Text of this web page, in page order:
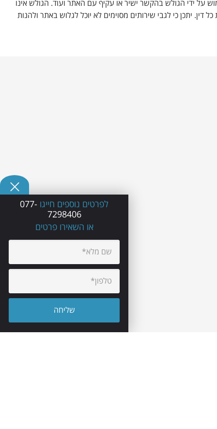
לפרטים נוספים חייגו 077-
7298406
או השאירו פרטים
על ידי הגולש בהקשר ישיר או עקיף עם האתר ועוד. הגולש אינו
יתכן כי לגבי שירותים מסוימים לא יוכל לגלוש באתר ולהנות